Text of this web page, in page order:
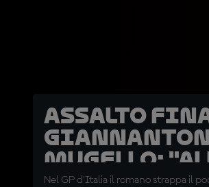
Assalto
Mugello:
Nel GP d'Italia il romano strappa il